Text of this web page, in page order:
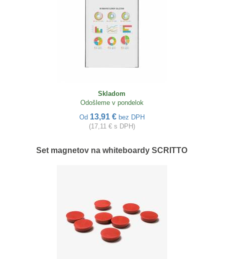
Skladom
Odošleme v pondelok
Od 13,91 € bez DPH
(17,11 € s DPH)
Set magnetov na whiteboardy SCRITTO